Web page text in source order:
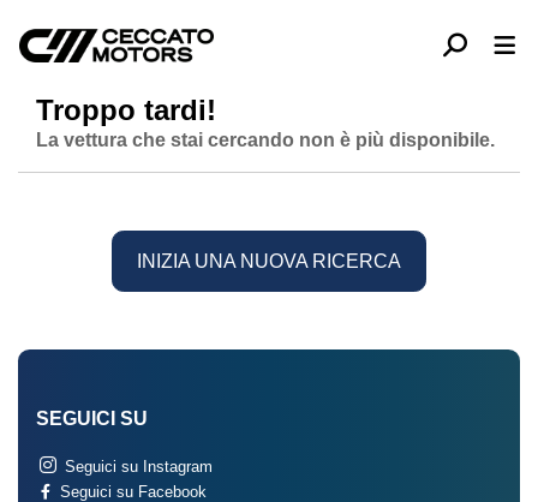
Troppo tardi!
La vettura che stai cercando non è più disponibile.
INIZIA UNA NUOVA RICERCA
SEGUICI SU
Seguici su Instagram
Seguici su Facebook